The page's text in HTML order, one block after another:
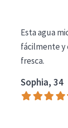
Esta agua
fácilmente y
fresca.
Sophia, 34